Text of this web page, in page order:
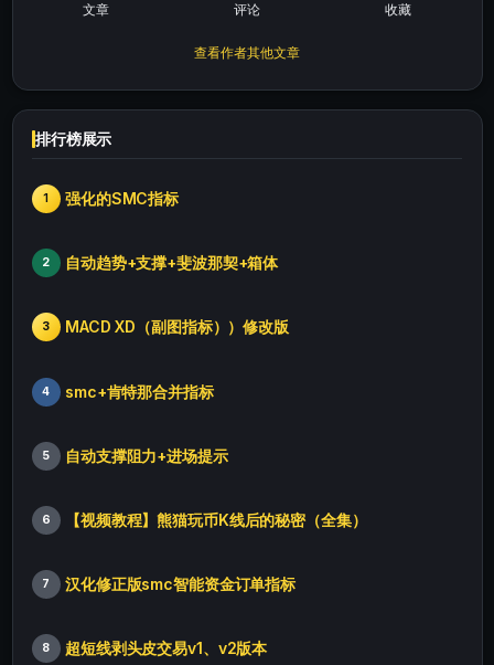
文章 评论 收藏
查看作者其他文章
排行榜展示
1 强化的SMC指标
2 自动趋势+支撑+斐波那契+箱体
3 MACD XD（副图指标））修改版
4 smc+肯特那合并指标
5 自动支撑阻力+进场提示
6 【视频教程】熊猫玩币K线后的秘密（全集）
7 汉化修正版smc智能资金订单指标
8 超短线剥头皮交易v1、v2版本